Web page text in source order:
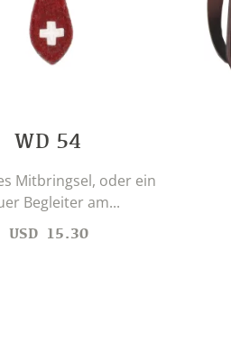
WD 54
Mitbringsel, oder ein
Begleiter am...
USD 15.30